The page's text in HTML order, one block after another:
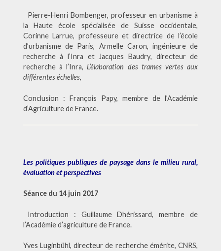
Pierre-Henri Bombenger, professeur en urbanisme à
la Haute école spécialisée de Suisse occidentale,
Corinne Larrue, professeure et directrice de l’école
d’urbanisme de Paris, Armelle Caron, ingénieure de
recherche à l’Inra et Jacques Baudry, directeur de
recherche à l’Inra, L’élaboration des trames vertes aux
différentes échelles,
Conclusion : François Papy, membre de l’Académie
d’Agriculture de France.
Les politiques publiques de paysage dans le milieu rural,
évaluation et perspectives
Séance du 14 juin 2017
Introduction : Guillaume Dhérissard, membre de
l’Académie d’agriculture de France.
Yves Luginbühl, directeur de recherche émérite, CNRS,